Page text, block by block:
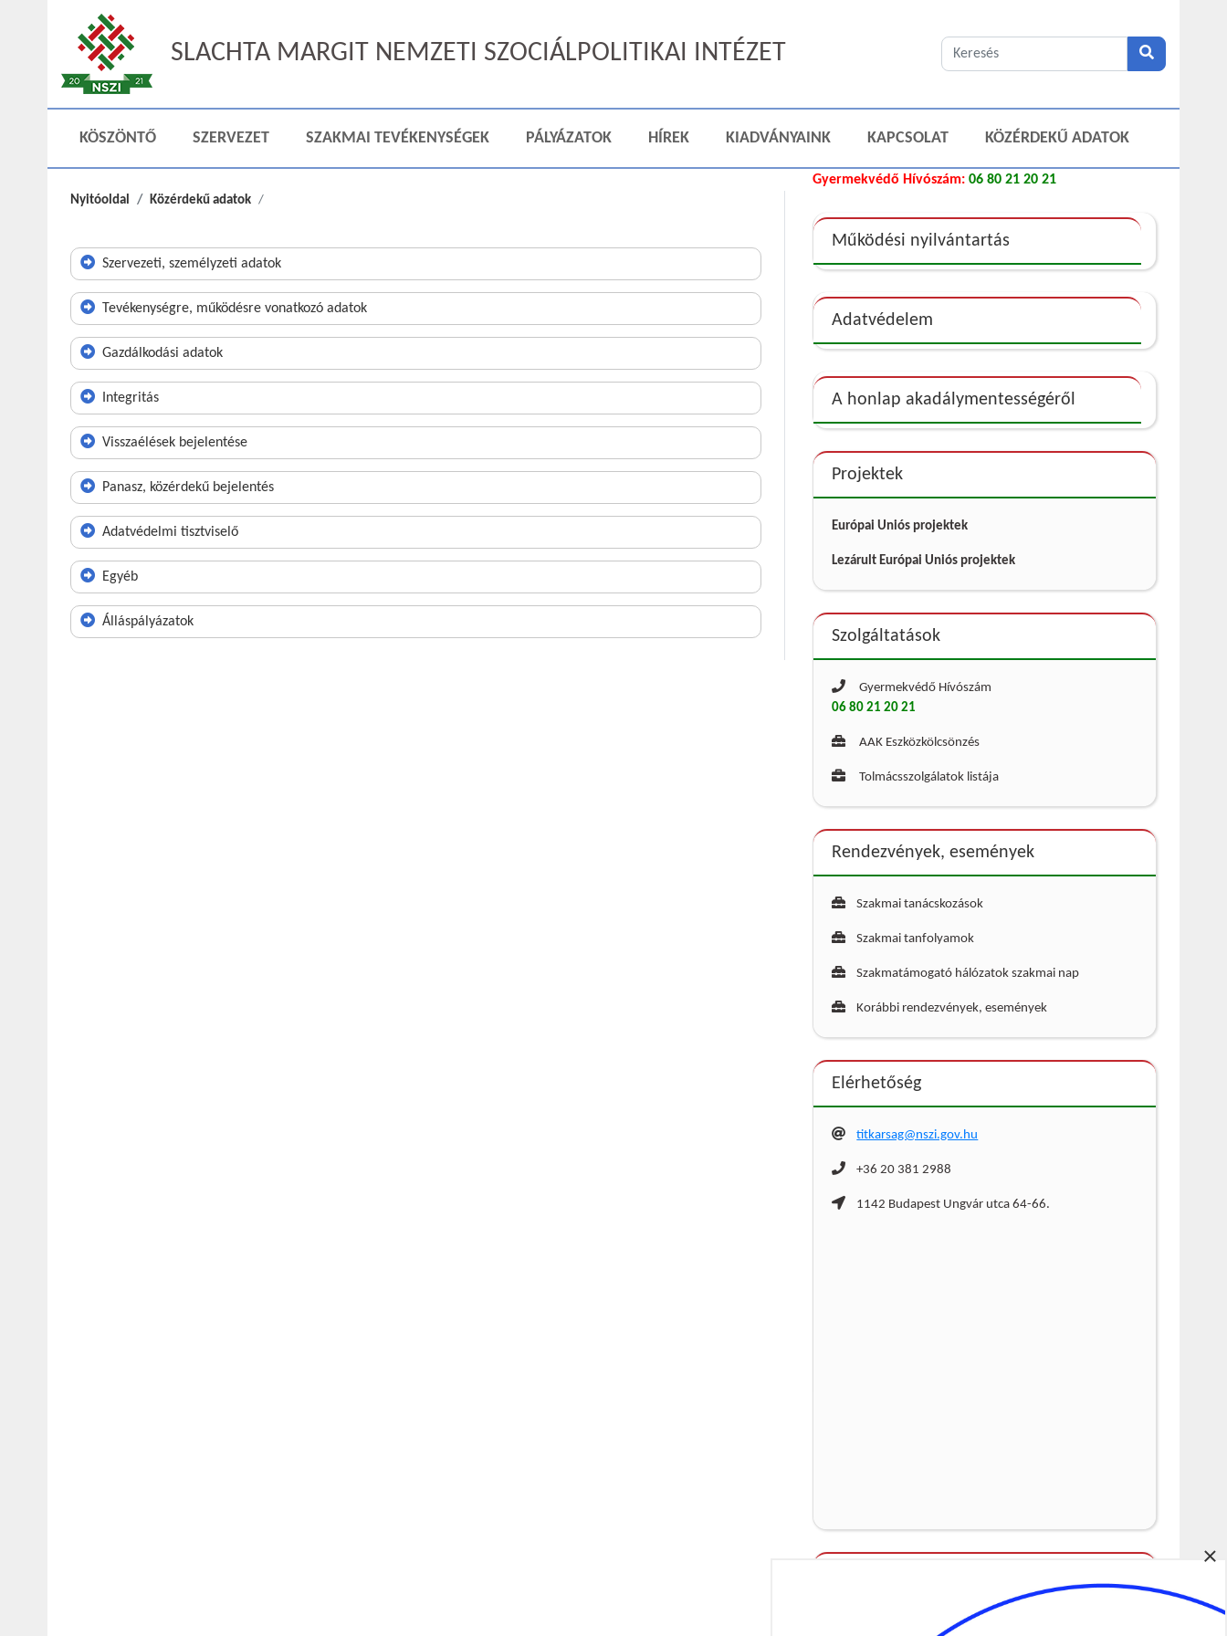
×
SLACHTA MARGIT NEMZETI SZOCIÁLPOLITIKAI INTÉZET
KÖSZÖNTŐ SZERVEZET SZAKMAI TEVÉKENYSÉGEK PÁLYÁZATOK HÍREK KIADVÁNYAINK KAPCSOLAT KÖZÉRDEKŰ ADATOK
Nyitóoldal Közérdekű adatok
Szervezeti, személyzeti adatok
Tevékenységre, működésre vonatkozó adatok
Gazdálkodási adatok
Integritás
Visszaélések bejelentése
Panasz, közérdekű bejelentés
Adatvédelmi tisztviselő
Egyéb
Álláspályázatok
Gyermekvédő Hívószám: 06 80 21 20 21
Működési nyilvántartás
Adatvédelem
A honlap akadálymentességéről
Projektek
Európai Uniós projektek
Lezárult Európai Uniós projektek
Szolgáltatások
Gyermekvédő Hívószám
06 80 21 20 21
AAK Eszközkölcsönzés
Tolmácsszolgálatok listája
Rendezvények, események
Szakmai tanácskozások
Szakmai tanfolyamok
Szakmatámogató hálózatok szakmai nap
Korábbi rendezvények, események
Elérhetőség
titkarsag@nszi.gov.hu
+36 20 381 2988
1142 Budapest Ungvár utca 64-66.